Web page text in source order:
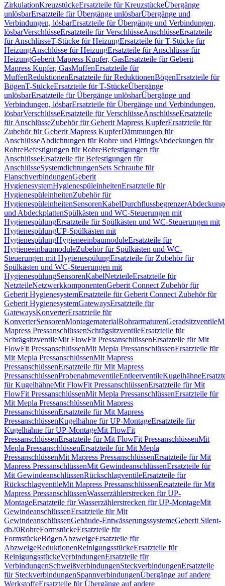
ZirkulationKreuzstückeErsatzteile für KreuzstückeÜbergänge
unlösbarErsatzteile für Übergänge unlösbarÜbergänge und
Verbindungen, lösbarErsatzteile für Übergänge und Verbindungen,
lösbarVerschlüsseErsatzteile für VerschlüsseAnschlüsseErsatzteile
für AnschlüsseT-Stücke für HeizungErsatzteile für T-Stücke für
HeizungAnschlüsse für HeizungErsatzteile für Anschlüsse für
HeizungGeberit Mapress Kupfer, GasErsatzteile für Geberit
Mapress Kupfer, GasMuffenErsatzteile für
MuffenReduktionenErsatzteile für ReduktionenBögenErsatzteile für
BögenT-StückeErsatzteile für T-StückeÜbergänge
unlösbarErsatzteile für Übergänge unlösbarÜbergänge und
Verbindungen, lösbarErsatzteile für Übergänge und Verbindungen,
lösbarVerschlüsseErsatzteile für VerschlüsseAnschlüsseErsatzteile
für AnschlüsseZubehör für Geberit Mapress KupferErsatzteile für
Zubehör für Geberit Mapress KupferDämmungen für
AnschlüsseAbdichtungen für Rohre und FittingsAbdeckungen für
RohreBefestigungen für RohreBefestigungen für
AnschlüsseErsatzteile für Befestigungen für
AnschlüsseSystemdichtungenSets Schraube für
FlanschverbindungenGeberit
HygienesystemHygienespüleinheitenErsatzteile für
HygienespüleinheitenZubehör für
HygienespüleinheitenSensorenKabelDurchflussbegrenzer
und AbdeckplattenSpülkästen und WC-Steuerungen mit
HygienespülungErsatzteile für Spülkästen und WC-Steuerungen mit
HygienespülungUP-Spülkästen mit
HygienespülungHygieneeinbaumoduleErsatzteile für
HygieneeinbaumoduleZubehör für Spülkästen und WC-
Steuerungen mit HygienespülungErsatzteile für Zubehör für
Spülkästen und WC-Steuerungen mit
HygienespülungSensorenKabelNetzteileErsatzteile für
NetzteileNetzwerkkomponentenGeberit Connect Zubehör für
Geberit HygienesystemErsatzteile für Geberit Connect Zubehör für
Geberit HygienesystemGatewaysErsatzteile für
GatewaysKonverterErsatzteile für
KonverterSensorenMontagematerialRohrarmaturenGeradsitzventile
Mapress PressanschlüssenSchrägsitzventileErsatzteile für
SchrägsitzventileMit FlowFit PressanschlüssenErsatzteile für Mit
FlowFit PressanschlüssenMit Mepla PressanschlüssenErsatzteile für
Mit Mepla PressanschlüssenMit Mapress
PressanschlüssenErsatzteile für Mit Mapress
PressanschlüssenProbenahmeventileEntleerventileKugelhähne
für KugelhähneMit FlowFit PressanschlüssenErsatzteile für Mit
FlowFit PressanschlüssenMit Mepla PressanschlüssenErsatzteile für
Mit Mepla PressanschlüssenMit Mapress
PressanschlüssenErsatzteile für Mit Mapress
PressanschlüssenKugelhähne für UP-MontageErsatzteile für
Kugelhähne für UP-MontageMit FlowFit
PressanschlüssenErsatzteile für Mit FlowFit PressanschlüssenMit
Mepla PressanschlüssenErsatzteile für Mit Mepla
PressanschlüssenMit Mapress PressanschlüssenErsatzteile für Mit
Mapress PressanschlüssenMit GewindeanschlüssenErsatzteile für
Mit GewindeanschlüssenRückschlagventileErsatzteile für
RückschlagventileMit Mapress PressanschlüssenErsatzteile für Mit
Mapress PressanschlüssenWasserzählerstrecken für UP-
MontageErsatzteile für Wasserzählerstrecken für UP-MontageMit
GewindeanschlüssenErsatzteile für Mit
GewindeanschlüssenGebäude-EntwässerungssystemeGeberit Silent-
db20RohreFormstückeErsatzteile für
FormstückeBögenAbzweigeErsatzteile für
AbzweigeReduktionenReinigungsstückeErsatzteile für
ReinigungsstückeVerbindungenErsatzteile für
VerbindungenSchweißverbindungenSteckverbindungenErsatzteile
für SteckverbindungenSpannverbindungenÜbergänge auf andere
WerkstoffeErsatzteile für Übergänge auf andere